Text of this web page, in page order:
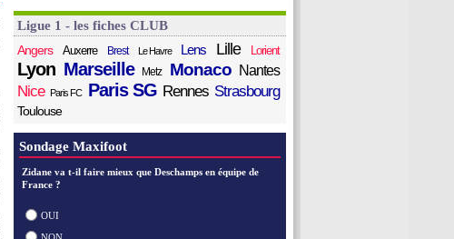
Ligue 1 - les fiches CLUB
Angers
Auxerre Brest Le Havre Lens Lille Lorient
Lyon Marseille Metz Monaco Nantes
Nice Paris FC Paris SG Rennes Strasbourg
Toulouse
Sondage Maxifoot
Zidane va t-il faire mieux que Deschamps en équipe de
France ?
OUI